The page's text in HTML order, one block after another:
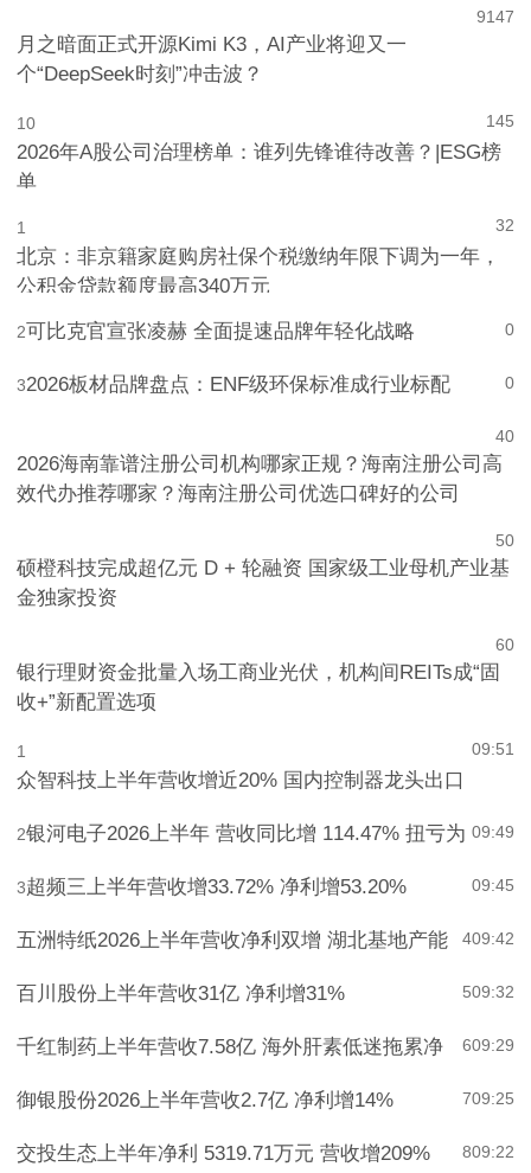
147
9
月之暗面正式开源Kimi K3，AI产业将迎又一
个“DeepSeek时刻”冲击波？
145
10
2026年A股公司治理榜单：谁列先锋谁待改善？|ESG榜
单
32
1
北京：非京籍家庭购房社保个税缴纳年限下调为一年，
公积金贷款额度最高340万元
0
2可比克官宣张凌赫 全面提速品牌年轻化战略
0
32026板材品牌盘点：ENF级环保标准成行业标配
0
4
2026海南靠谱注册公司机构哪家正规？海南注册公司高
效代办推荐哪家？海南注册公司优选口碑好的公司
0
5
硕橙科技完成超亿元 D + 轮融资 国家级工业母机产业基
金独家投资
0
6
银行理财资金批量入场工商业光伏，机构间REITs成“固
收+”新配置选项
09:51
1
众智科技上半年营收增近20% 国内控制器龙头出口
09:49
2银河电子2026上半年 营收同比增 114.47% 扭亏为
09:45
3超频三上半年营收增33.72% 净利增53.20%
09:42
4
五洲特纸2026上半年营收净利双增 湖北基地产能
09:32
5
百川股份上半年营收31亿 净利增31%
09:29
6
千红制药上半年营收7.58亿 海外肝素低迷拖累净
09:25
7
御银股份2026上半年营收2.7亿 净利增14%
09:22
8
交投生态上半年净利 5319.71万元 营收增209%